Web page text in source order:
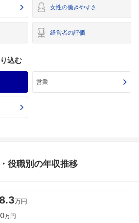
女性の働きやすさ
経営者の評価
込む
営業
役職別の年収推移
万円
万円